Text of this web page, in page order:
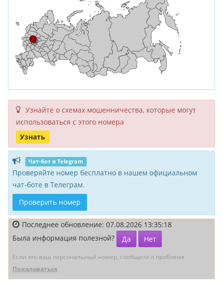
Узнайте о схемах мошенни­чества, кото­рые могут
исполь­зоваться с этого номера
Узнать
Чат-бот в Telegram
Проверяйте номер бесплатно в нашем официальном
чат-боте в Телеграм.
Проверить номер
Последнее обновление: 07.08.2026 13:35:18
Была информация полезной?
Да Нет
Если это ваш персональный номер, сообщите о проблеме
Пожаловаться